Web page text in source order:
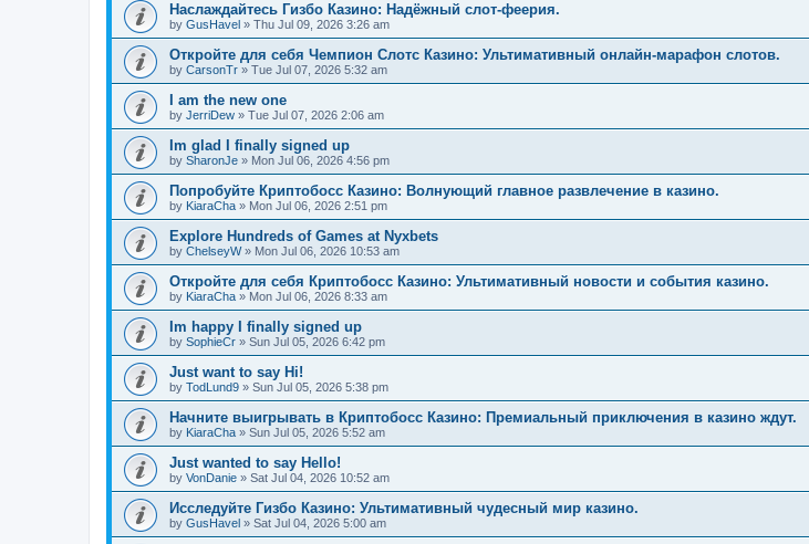
Наслаждайтесь Гизбо Казино: Надёжный слот-феерия.
by GusHavel » Thu Jul 09, 2026 3:26 am
Откройте для себя Чемпион Слотс Казино: Ультимативный онлайн-марафон слотов.
by CarsonTr » Tue Jul 07, 2026 5:32 am
I am the new one
by JerriDew » Tue Jul 07, 2026 2:06 am
Im glad I finally signed up
by SharonJe » Mon Jul 06, 2026 4:56 pm
Попробуйте Криптобосс Казино: Волнующий главное развлечение в казино.
by KiaraCha » Mon Jul 06, 2026 2:51 pm
Explore Hundreds of Games at Nyxbets
by ChelseyW» Mon Jul 06, 2026 10:53 am
Откройте для себя Криптобосс Казино: Ультимативный новости и события казино.
by KiaraCha » Mon Jul 06, 2026 8:33 am
Im happy I finally signed up
by SophieCr » Sun Jul 05, 2026 6:42 pm
Just want to say Hi!
by TodLund9 » Sun Jul 05, 2026 5:38 pm
Начните выигрывать в Криптобосс Казино: Премиальный приключения в казино ждут.
by KiaraCha » Sun Jul 05, 2026 5:52 am
Just wanted to say Hello!
by VonDanie » Sat Jul 04, 2026 10:52 am
Исследуйте Гизбо Казино: Ультимативный чудесный мир казино.
by GusHavel » Sat Jul 04, 2026 5:00 am